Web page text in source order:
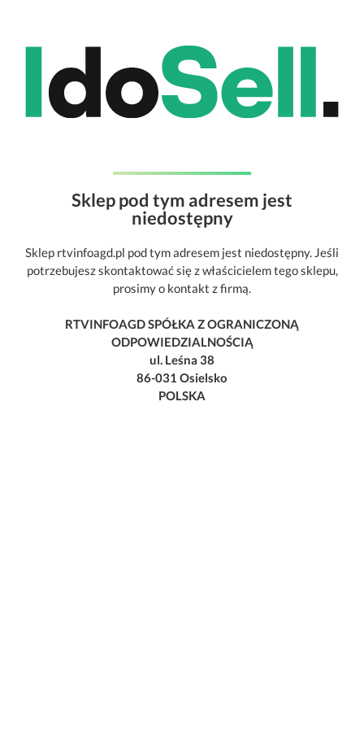
Sklep pod tym adresem jest
niedostępny
Sklep rtvinfoagd.pl pod tym adresem jest niedostępny. Jeśli
potrzebujesz skontaktować się z właścicielem tego sklepu,
prosimy o kontakt z firmą.
RTVINFOAGD SPÓŁKA Z OGRANICZONĄ
ODPOWIEDZIALNOŚCIĄ
ul. Leśna 38
86-031 Osielsko
POLSKA